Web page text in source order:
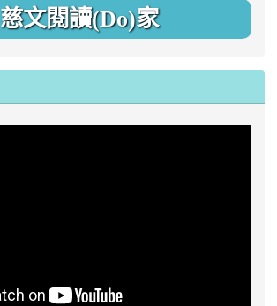
慈文閱讀(Do)家